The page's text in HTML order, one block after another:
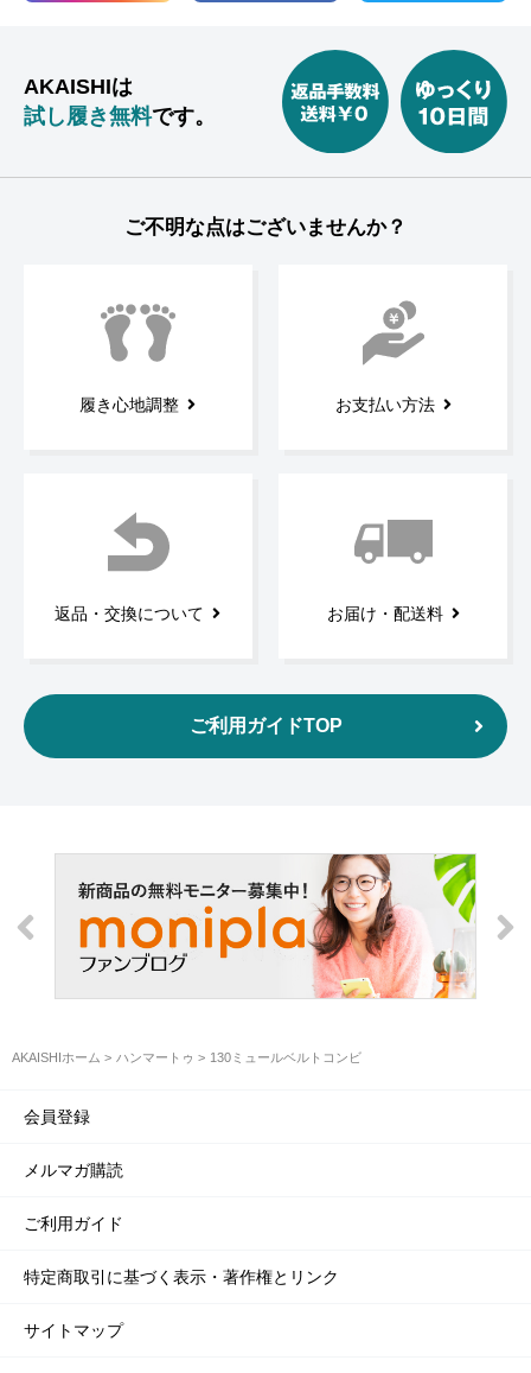
AKAISHIは
試し履き無料です。
ご不明な点はございませんか？
履き心地調整 お支払い方法
返品・交換について お届け・配送料
ご利用ガイドTOP
AKAISHIホーム ハンマートゥ 130ミュールベルトコンビ
会員登録
メルマガ購読
ご利用ガイド
特定商取引に基づく表示・著作権とリンク
サイトマップ